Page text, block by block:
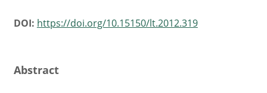
DOI: https://doi.org/10.15150/lt.2012.319
Abstract